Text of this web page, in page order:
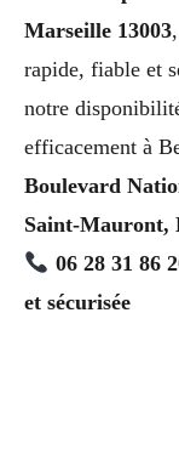
Marseille 13003
rapide, fiable et
notre
efficacement à
Boulevard
Saint-Mauront,
06 28 31 86
et sécurisée